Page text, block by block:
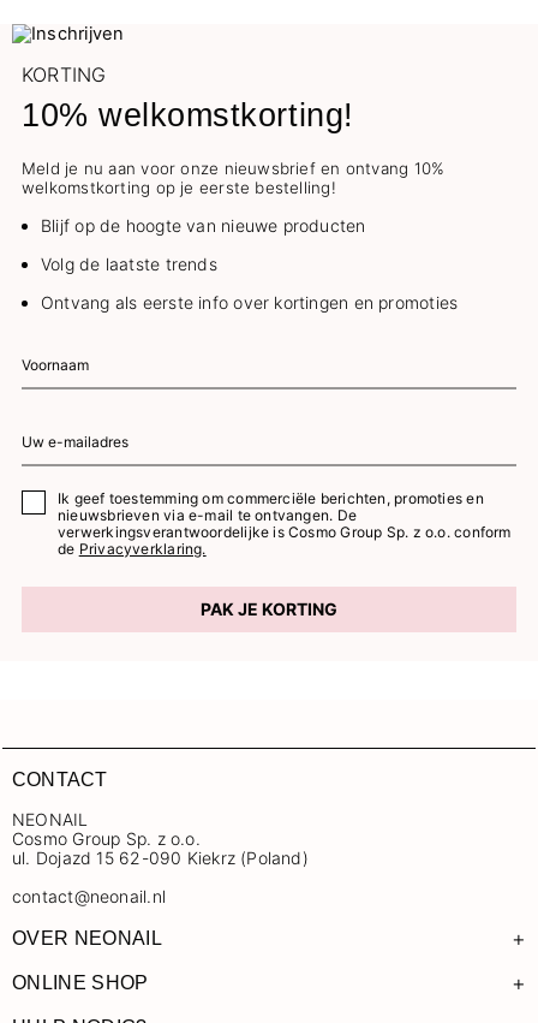
KORTING
10% welkomstkorting!
Meld je nu aan voor onze nieuwsbrief en ontvang 10%
welkomstkorting op je eerste bestelling!
Blijf op de hoogte van nieuwe producten
Volg de laatste trends
Ontvang als eerste info over kortingen en promoties
Ik geef toestemming om commerciële berichten, promoties en
nieuwsbrieven via e-mail te ontvangen. De
verwerkingsverantwoordelijke is Cosmo Group Sp. z o.o. conform
de Privacyverklaring.
PAK JE KORTING
CONTACT
NEONAIL
Cosmo Group Sp. z o.o.
ul. Dojazd 15 62-090 Kiekrz (Poland)
contact@neonail.nl
OVER NEONAIL +
ONLINE SHOP +